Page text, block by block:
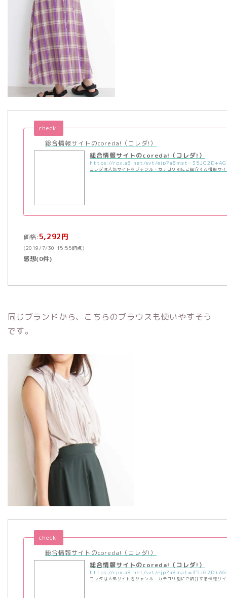
総合情報サイトのcoreda!（コレダ!）
check!
総合情報サイトのcoreda!（コレダ!）
コレダは人気サイトをジャンル・カテゴリ別にご紹介する情報サ
価格: 5,292円
(2019/7/30 15:55時点)
感想(0件)
同じブランドから、こちらのブラウスも使いやすそう
です。
総合情報サイトのcoreda!（コレダ!）
check!
総合情報サイトのcoreda!（コレダ!）
コレダは人気サイトをジャンル・カテゴリ別にご紹介する情報サ